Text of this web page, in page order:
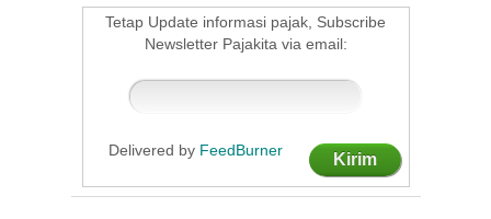
Tetap Update informasi pajak, Subscribe
Newsletter Pajakita via email:
Delivered by FeedBurner